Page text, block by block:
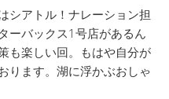
シアトル！ナレーション担
ーバックス1号店があるん
も楽しい回。もはや自分が
ります。湖に浮かぶおしゃ